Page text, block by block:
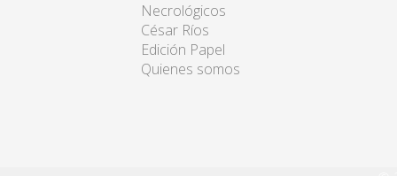
Necrológicos
César Ríos
Edición Papel
Quienes somos